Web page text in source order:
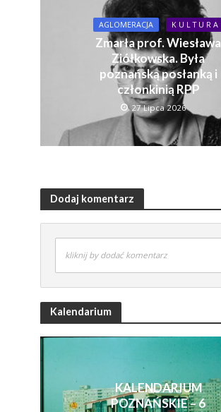
AGLOMERACJA K U L T U R A
Zmarła prof. Wiesława
Ziółkowska. Była
poznańską posłanką i
członkinią RPP
27 Lipca 2026
Dodaj komentarz
kliknij by dodać komentarz
Kalendarium
KALENDARIUM
POZNAŃSKIE – 6